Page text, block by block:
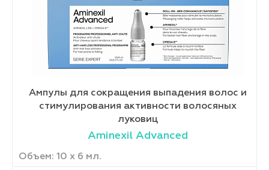
Ампулы для сокращения выпадения волос и
стимулирования активности волосяных
луковиц
Aminexil Advanced
Объем: 10 x 6 мл.